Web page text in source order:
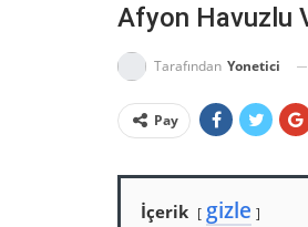
Afyon Havuzlu
Tarafından Yonetici
Pay
İçerik
gizle